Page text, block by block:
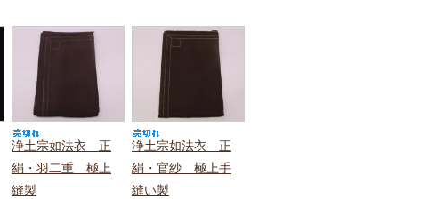
浄土宗如法衣 正
絹・羽二重 極上
縫製
浄土宗如法衣 正
絹・官紗 極上手
縫い製